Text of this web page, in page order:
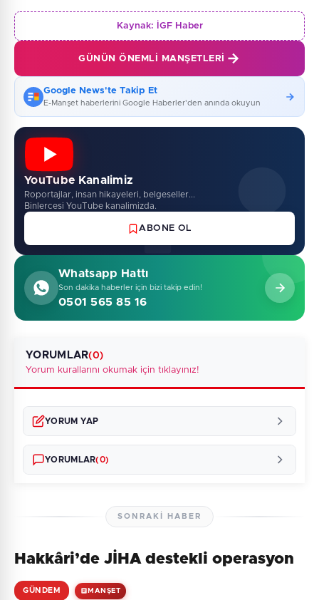
Kaynak: İGF Haber
GÜNÜN ÖNEMLI MANŞETLERI
Google News'te Takip Et
E-Manşet haberlerini Google Haberler'den anında okuyun
YouTube Kanalimiz
Roportajlar, insan hikayeleri, belgeseller...
Binlercesi YouTube kanalimizda.
ABONE OL
Whatsapp Hattı
Son dakika haberler için bizi takip edin!
0501 565 85 16
YORUMLAR(0)
Yorum kurallarını okumak için tıklayınız!
YORUM YAP
YORUMLAR(0)
Henüz yorum yapılmamış. İlk yorumu siz yapın!
SONRAKI HABER
Hakkâri’de JİHA destekli operasyon
GÜNDEM MANŞET